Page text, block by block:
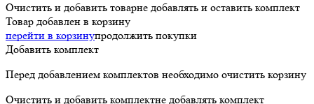
Очистить и добавить товарне добавлять и оставить комплект
Товар добавлен в корзину
перейти в корзинупродолжить покупки
Добавить комплект
Перед добавлением комплектов необходимо очистить корзину
Очистить и добавить комплектне добавлять комплект